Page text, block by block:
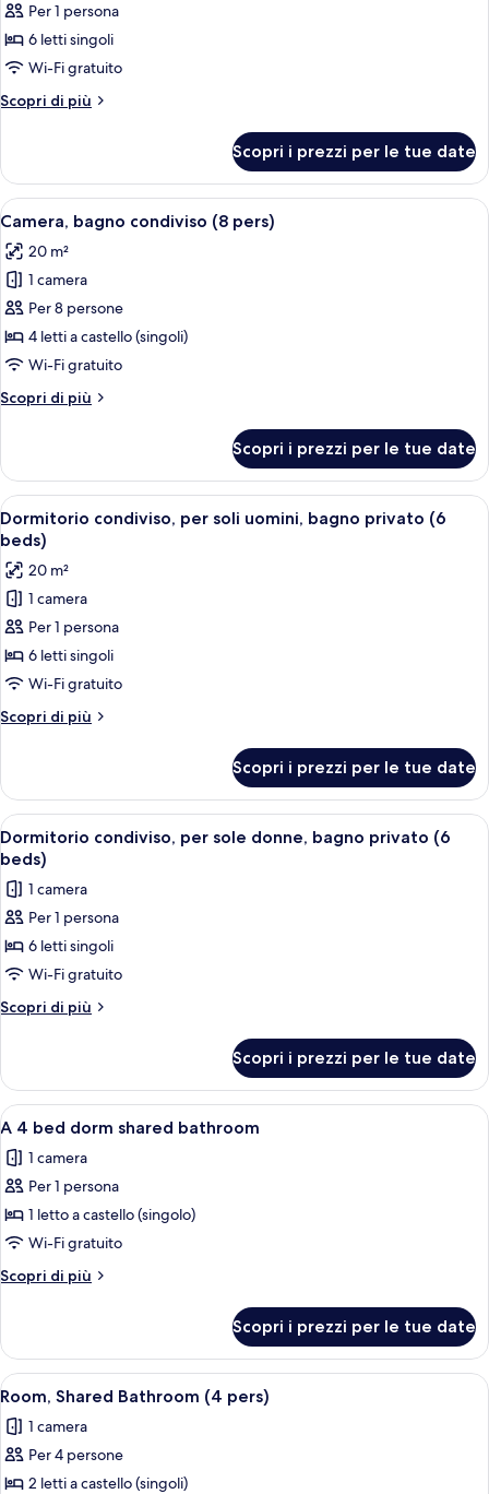
pers)
per
Dormitorio
condiviso,
privato
Per 1 persona
6 letti singoli
Wi-Fi gratuito
Scopri di più
Altri
condiviso,
bagno
privato
pers)
Scopri i prezzi per le tue date
Apri
tutte
le
foto
per
Camera,
bagno
(8
Una stanza con letti a castello,
4
Camera, bagno condiviso (8 pers)
20 m²
1 camera
Per 8 persone
4 letti a castello (singoli)
Wi-Fi gratuito
Scopri di più
Altri
bagno
condiviso
(8
pers)
Scopri i prezzi per le tue date
Apri
tutte
le
foto
per
Dormitorio
condiviso,
per
soli
uomini,
privato
(6
beds)
Una camera con letti a castello,
4
Dormitorio condiviso, per soli uomini, bagno privato (6
beds)
20 m²
1 camera
Per 1 persona
6 letti singoli
Wi-Fi gratuito
Scopri di più
Altri
condiviso,
per
soli
uomini,
bagno
privato
(6
Scopri i prezzi per le tue date
Apri
tutte
le
foto
per
Dormitorio
condiviso,
per
bagno
privato
(6
beds)
Una camera con letti a castello,
4
Dormitorio condiviso, per sole donne, bagno privato (6
beds)
1 camera
Per 1 persona
6 letti singoli
Wi-Fi gratuito
Scopri di più
Altri
condiviso,
per
sole
bagno
privato
beds)
Scopri i prezzi per le tue date
Apri
tutte
le
foto
per
A
4
bed
shared
bathroom
Camera con letto a castello, una
4
A 4 bed dorm shared bathroom
1 camera
Per 1 persona
1 letto a castello (singolo)
Wi-Fi gratuito
Scopri di più
Altri
4
bed
dorm
bathroom
Scopri i prezzi per le tue date
Apri
tutte
le
foto
per
Camera con un letto a castello in
4
Room, Shared Bathroom (4 pers)
1 camera
Per 4 persone
2 letti a castello (singoli)